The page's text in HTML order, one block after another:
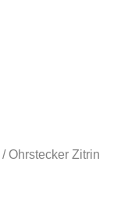
/Ohrstecker Zitrin